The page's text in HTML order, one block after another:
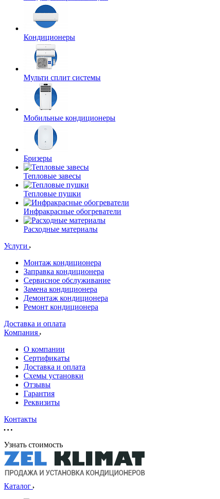
Кондиционеры
Мульти сплит системы
Мобильные кондиционеры
Бризеры
Тепловые завесы
Тепловые пушки
Инфракрасные обогреватели
Расходные материалы
Услуги
Монтаж кондиционера
Заправка кондиционера
Сервисное обслуживание
Замена кондиционера
Демонтаж кондиционера
Ремонт кондиционера
Доставка и оплата
Компания
О компании
Сертификаты
Доставка и оплата
Схемы установки
Отзывы
Гарантия
Реквизиты
Контакты
Узнать стоимость
Каталог